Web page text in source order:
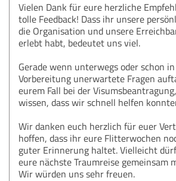
Vielen Dank für eure herzliche
tolle Feedback! Dass ihr unsere
die Organisation und unsere
erlebt habt, bedeutet uns viel.
Gerade wenn unterwegs oder schon
Vorbereitung unerwartete Fragen
eurem Fall bei der
wissen, dass wir schnell helfen
Wir danken euch herzlich für euer
hoffen, dass ihr eure Flitterwochen
guter Erinnerung haltet. Vielleicht
eure nächste Traumreise gemeinsam
Wir würden uns sehr freuen.